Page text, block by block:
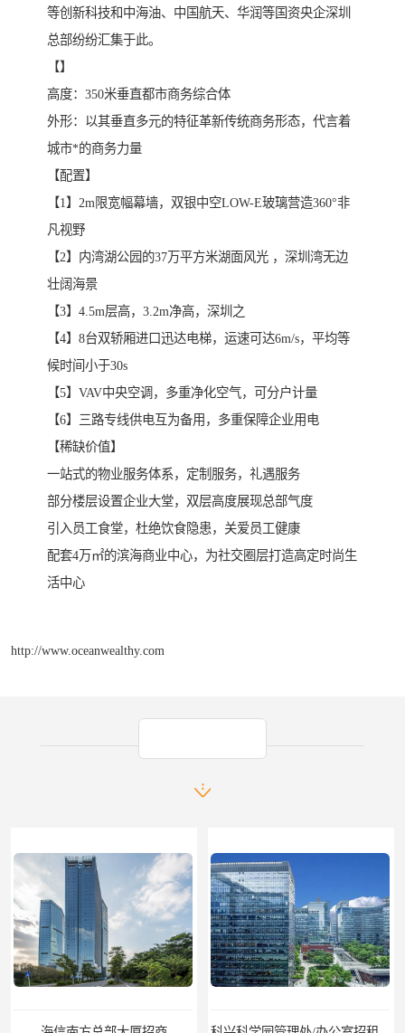
等创新科技和中海油、中国航天、华润等国资央企深圳
总部纷纷汇集于此。
【】
高度：350米垂直都市商务综合体
外形：以其垂直多元的特征革新传统商务形态，代言着
城市*的商务力量
【配置】
【1】2m限宽幅幕墙，双银中空LOW-E玻璃营造360°非
凡视野
【2】内湾湖公园的37万平方米湖面风光 ，深圳湾无边
壮阔海景
【3】4.5m层高，3.2m净高，深圳之
【4】8台双轿厢进口迅达电梯，运速可达6m/s，平均等
候时间小于30s
【5】VAV中央空调，多重净化空气，可分户计量
【6】三路专线供电互为备用，多重保障企业用电
【稀缺价值】
一站式的物业服务体系，定制服务，礼遇服务
部分楼层设置企业大堂，双层高度展现总部气度
引入员工食堂，杜绝饮食隐患，关爱员工健康
配套4万㎡的滨海商业中心，为社交圈层打造高定时尚生
活中心
http://www.oceanwealthy.com